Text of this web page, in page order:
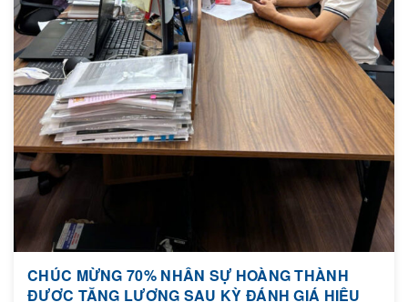
CHÚC MỪNG 70% NHÂN SỰ HOÀNG THÀNH
ĐƯỢC TĂNG LƯƠNG SAU KỲ ĐÁNH GIÁ HIỆU
QUẢ CÔNG VIỆC 6 THÁNG ĐẦU NĂM 2026.